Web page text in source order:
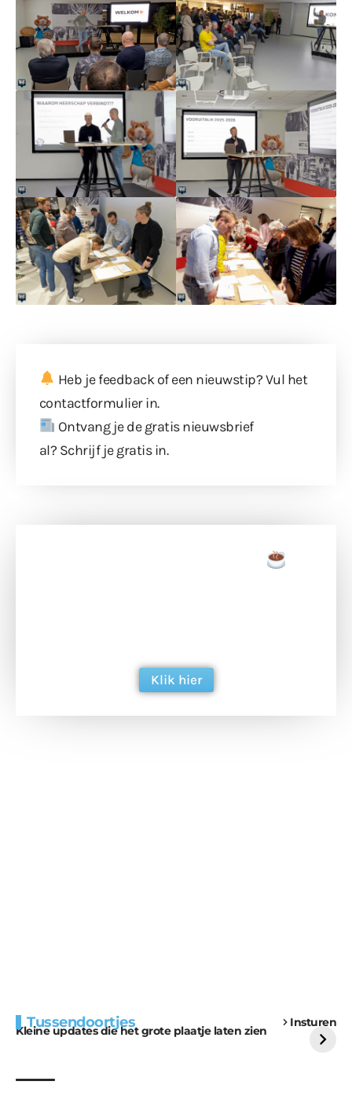
Heb je feedback of een nieuwstip? Vul het
contactformulierin.
Ontvang je de gratis nieuwsbrief
al? Schrijf je gratis in.
Klik hier
Tussendoortjes Insturen
Kleine updates die het grote plaatje laten zien
voor kabouters
uitdaging